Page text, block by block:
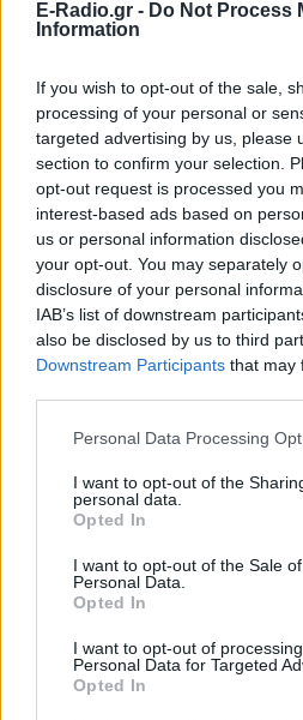
E-Radio.gr - Do Not Process
Information
If you wish to opt-out of the sale,
processing of your personal or
targeted advertising by us, please
section to confirm your selection.
opt-out request is processed you
interest-based ads based on
us or personal information
your opt-out. You may separately
disclosure of your personal
IAB’s list of downstream
also be disclosed by us to third
Downstream Participants that may
Personal Data Processing
I want to opt-out of the
personal data.
Opted In
I want to opt-out of the Sale
Personal Data.
Opted In
I want to opt-out of
Personal Data for Targeted
Opted In
Ακολουθήστε το E-
και μάθετε πρώτοι
τα πιο
Διαβάστε περισσότερα
Ομορφιά,Σχέσειςκαι
Pink.gr!
Ακολουθήστε το E-
ΔΙΑΦΗΜΙΣΗ